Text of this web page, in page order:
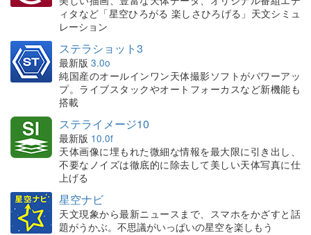
ィタなど「星空ひろがる 楽しさひろげる」天文シミュ
レーション
ステラショット3
最新版 3.0o
純国産のオールインワン天体撮影ソフトがパワーアッ
プ。ライブスタックやオートフォーカスなど新機能も
搭載
ステライメージ10
最新版 10.0f
天体画像に埋もれた微細な情報を最大限に引き出し、
不要なノイズは徹底的に除去して美しい天体写真に仕
上げる
星空ナビ
天文現象から最新ニュースまで、スマホをかざすと話
題がうかぶ。不思議がいっぱいの星空を楽しもう